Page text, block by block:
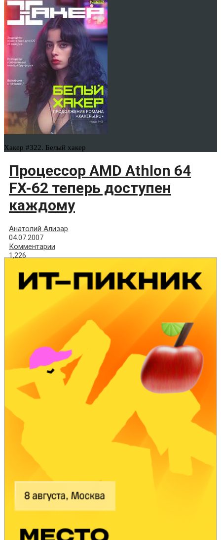
Хакер #322. Белый хакер
Процессор AMD Athlon 64
FX-62 теперь доступен
каждому
Анатолий Ализар
04.07.2007
Комментарии
1,226